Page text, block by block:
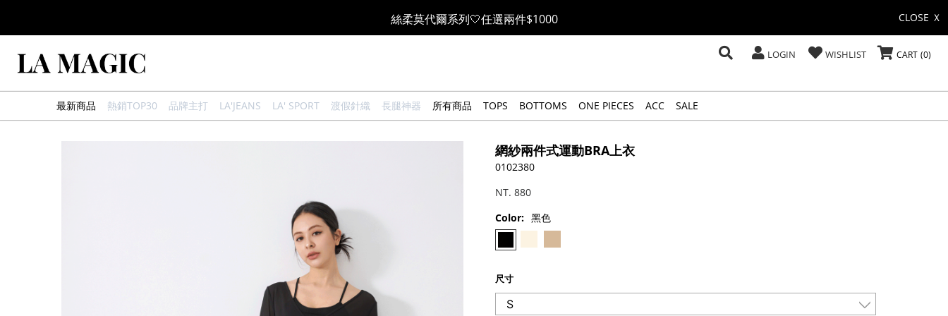
CLOSE Ｘ
果凍棉系列⭐2件$1100|4件$2000|6件$2700
🔥點擊立即➕官方LINE領取$100🔥
🎉週年慶全館88折(特價品除外/於結帳顯示)🎉
感恩回饋價🎁零修圖系列$399起>
全館滿$3000即贈「夏日條紋草編包」👜
絲柔莫代爾系列🤍任選兩件$1000
CART 0
WISHLIST
LOGIN
最新商品 熱銷TOP30 品牌主打 LA'JEANS LA' SPORT 渡假針織 長腿神器 所有商品 TOPS BOTTOMS ONE PIECES ACC SALE
網紗兩件式運動BRA上衣
0102380
NT. 880
Color: 黑色
尺寸